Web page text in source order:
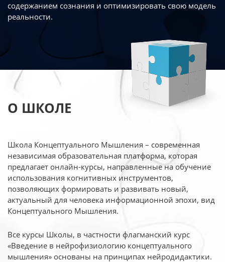
содержанием сознания и оптимизировать свою модель
реальности.
О ШКОЛЕ
Школа Концептуального Мышления – современная
независимая образовательная платформа, которая
предлагает онлайн-курсы, направленные на обучение
использования когнитивных инструментов,
позволяющих формировать и развивать новый,
актуальный для человека информационной эпохи, вид
Концептуального Мышления.
Все курсы Школы, в частности флагманский курс
«Введение в нейрофизиологию концептуального
мышления» основаны на принципах нейродидактики.